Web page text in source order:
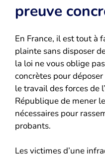
preuve
En France, il est tout à
plainte sans disposer
la loi ne vous oblige
concrètes pour
le travail des forces de
République de mener
nécessaires pour
probants.
Les victimes d’une